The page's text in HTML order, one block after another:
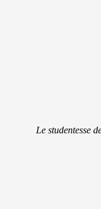
Le studentesse